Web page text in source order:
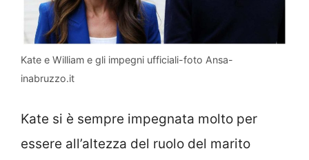
Kate e William e gli impegni ufficiali-foto Ansa-
inabruzzo.it
Kate si è sempre impegnata molto per
essere all’altezza del ruolo del marito